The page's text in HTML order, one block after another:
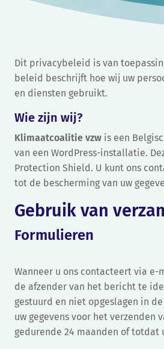
Dit privacybeleid is van
beleid beschrijft hoe wij uw
en diensten gebruikt.
Wie zijn wij?
Klimaatcoalitie vzw is een
van een WordPress-installatie.
Protection Shield. U kunt ons
tot de bescherming van uw
Gebruik van
Formulieren
Wanneer u ons contacteert via
de afzender van het bericht te
gestuurd en niet opgeslagen in
uw gegevens voor het verzenden
gedurende 24 maanden of totdat